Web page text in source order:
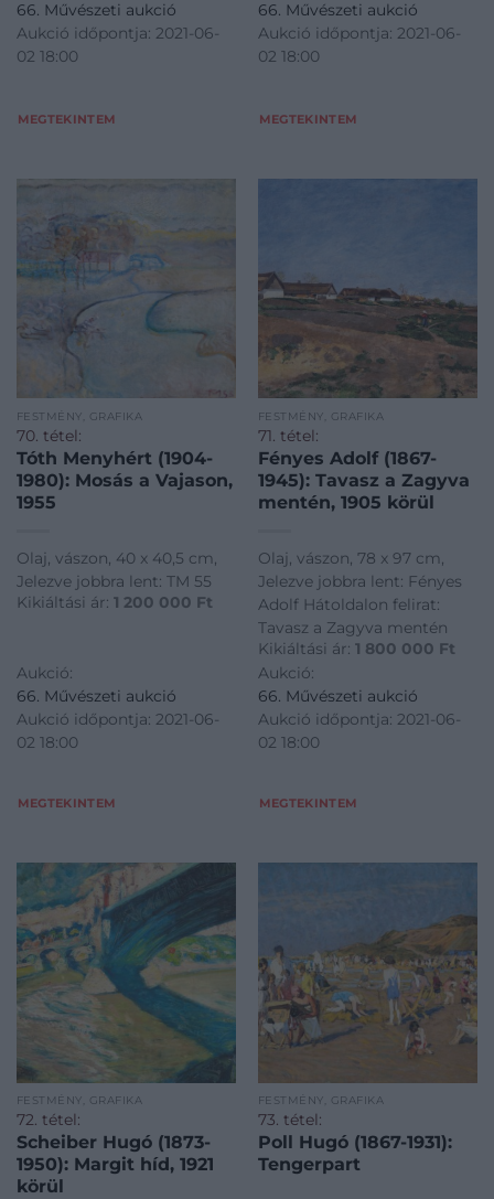
66. Művészeti aukció
Aukció időpontja: 2021-06-
02 18:00
MEGTEKINTEM
66. Művészeti aukció
Aukció időpontja: 2021-06-
02 18:00
MEGTEKINTEM
FESTMÉNY, GRAFIKA
70. tétel:
Tóth Menyhért (1904-
1980): Mosás a Vajason,
1955
Olaj, vászon, 40 x 40,5 cm,
Jelezve jobbra lent: TM 55
Kikiáltási ár: 1 200 000 Ft
Aukció:
66. Művészeti aukció
Aukció időpontja: 2021-06-
02 18:00
MEGTEKINTEM
FESTMÉNY, GRAFIKA
71. tétel:
Fényes Adolf (1867-
1945): Tavasz a Zagyva
mentén, 1905 körül
Olaj, vászon, 78 x 97 cm,
Jelezve jobbra lent: Fényes
Adolf Hátoldalon felirat:
Tavasz a Zagyva mentén
Kikiáltási ár: 1 800 000 Ft
Aukció:
66. Művészeti aukció
Aukció időpontja: 2021-06-
02 18:00
MEGTEKINTEM
FESTMÉNY, GRAFIKA
72. tétel:
Scheiber Hugó (1873-
1950): Margit híd, 1921
körül
FESTMÉNY, GRAFIKA
73. tétel:
Poll Hugó (1867-1931):
Tengerpart